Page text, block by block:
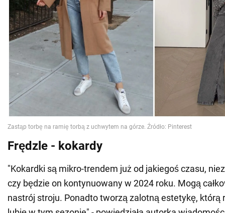
Frędzle - kokardy
"Kokardki są mikro-trendem już od jakiegoś czasu,
czy będzie on kontynuowany w 2024 roku. Mogą
nastrój stroju. Ponadto tworzą zalotną estetykę, którą